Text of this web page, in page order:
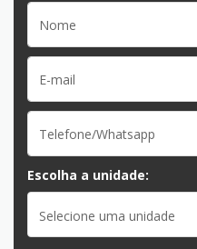
Escolha a unidade:
Selecione uma unidade